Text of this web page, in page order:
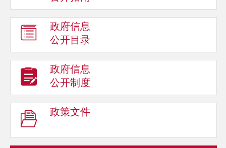
政府信息
公开目录
政府信息
公开制度
政策文件